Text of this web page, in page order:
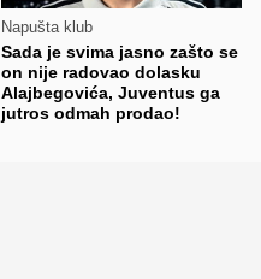
Napušta klub
Sada je svima jasno zašto se
on nije radovao dolasku
Alajbegovića, Juventus ga
jutros odmah prodao!